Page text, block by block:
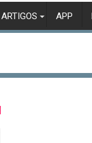
ARTIGOS APP